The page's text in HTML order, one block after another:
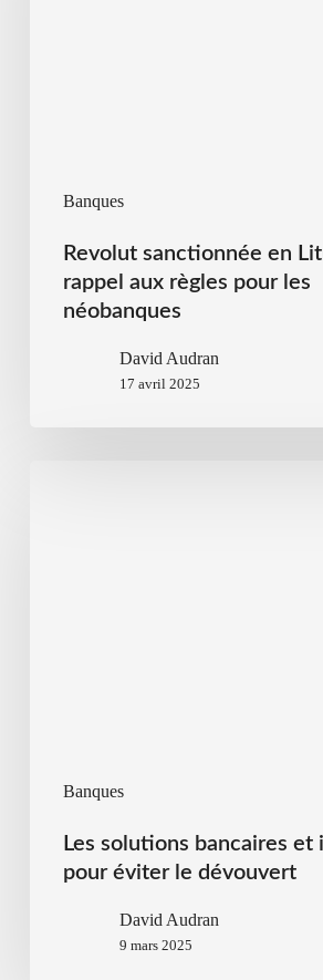
Banques
Revolut sanctionnée en
rappel aux règles pour les
néobanques
David Audran
17 avril 2025
Banques
Les solutions bancaires et
pour éviter le dévouvert
David Audran
9 mars 2025